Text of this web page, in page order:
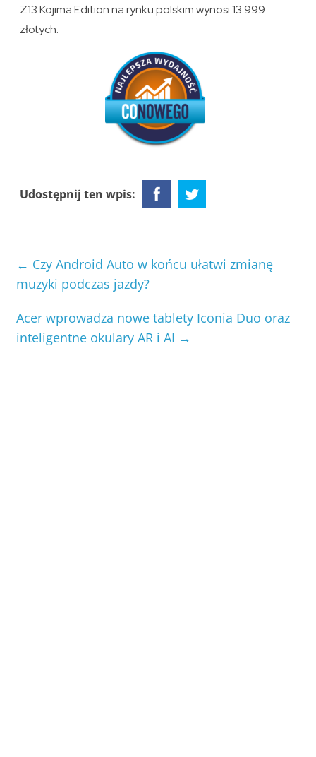
Z13 Kojima Edition na rynku polskim wynosi 13 999
złotych.
Udostępnij ten wpis:
← Czy Android Auto w końcu ułatwi zmianę
muzyki podczas jazdy?
Acer wprowadza nowe tablety Iconia Duo oraz
inteligentne okulary AR i AI →